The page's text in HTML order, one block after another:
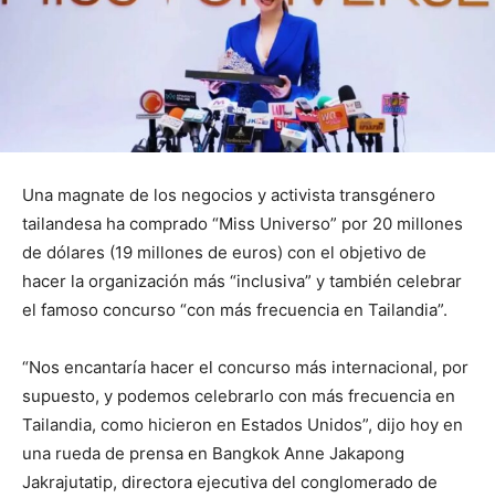
Una magnate de los negocios y activista transgénero
tailandesa ha comprado “Miss Universo” por 20 millones
de dólares (19 millones de euros) con el objetivo de
hacer la organización más “inclusiva” y también celebrar
el famoso concurso “con más frecuencia en Tailandia”.
“Nos encantaría hacer el concurso más internacional, por
supuesto, y podemos celebrarlo con más frecuencia en
Tailandia, como hicieron en Estados Unidos”, dijo hoy en
una rueda de prensa en Bangkok Anne Jakapong
Jakrajutatip, directora ejecutiva del conglomerado de